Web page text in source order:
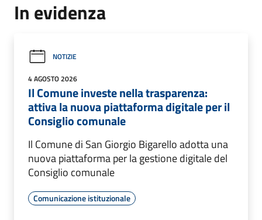
In evidenza
NOTIZIE
4 AGOSTO 2026
Il Comune investe nella trasparenza:
attiva la nuova piattaforma digitale per il
Consiglio comunale
Il Comune di San Giorgio Bigarello adotta una
nuova piattaforma per la gestione digitale del
Consiglio comunale
Comunicazione istituzionale